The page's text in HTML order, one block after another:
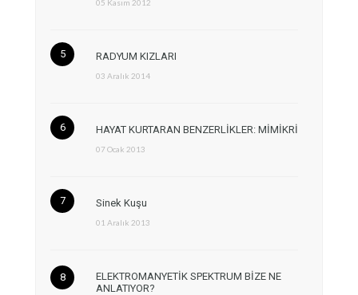
05 Kasım 2012
RADYUM KIZLARI
03 Aralık 2014
HAYAT KURTARAN BENZERLİKLER: MİMİKRİ
07 Ocak 2013
Sinek Kuşu
01 Aralık 2013
ELEKTROMANYETİK SPEKTRUM BİZE NE
ANLATIYOR?